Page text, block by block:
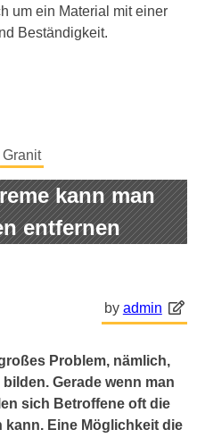
um ein Material mit einer
Beständigkeit.
Granit
kann man
entfernen
by admin
Problem, nämlich,
Gerade wenn man
sich Betroffene oft die
kann. Eine Möglichkeit die